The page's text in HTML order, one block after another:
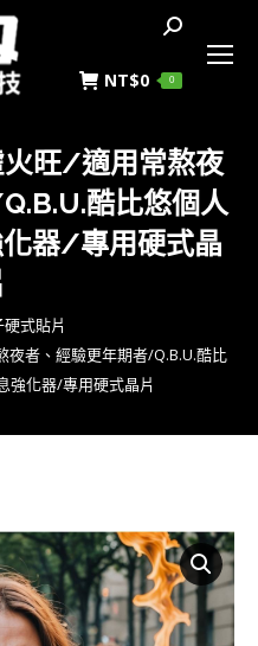
搜
NT$0 0
旺/適用常熬夜
酷比悠個人
器/專用硬式晶
式貼片
者、經驗更年期者/Q.B.U.酷比
強化器/專用硬式晶片